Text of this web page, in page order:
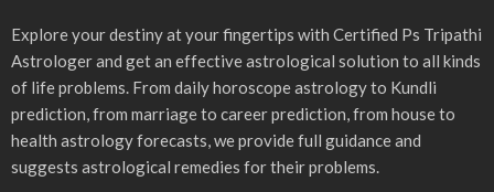
Explore your destiny at your fingertips with Certified Ps Tripathi
Astrologer and get an effective astrological solution to all kinds
of life problems. From daily horoscope astrology to Kundli
prediction, from marriage to career prediction, from house to
health astrology forecasts, we provide full guidance and
suggests astrological remedies for their problems.